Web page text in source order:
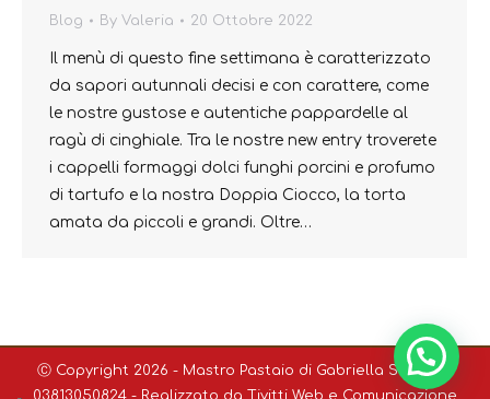
Blog By Valeria 20 Ottobre 2022
Il menù di questo fine settimana è caratterizzato
da sapori autunnali decisi e con carattere, come
le nostre gustose e autentiche pappardelle al
ragù di cinghiale. Tra le nostre new entry troverete
i cappelli formaggi dolci funghi porcini e profumo
di tartufo e la nostra Doppia Ciocco, la torta
amata da piccoli e grandi. Oltre…
Ⓒ Copyright 2026 - Mastro Pastaio di Gabriella Sodini P.I.
03813050824 - Realizzato da Tivitti Web e Comunicazione